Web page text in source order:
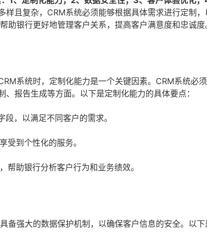
样且复杂，CRM系统必须能够根据具体需求进行定制
银行更好地管理客户关系，提高客户满意度和忠诚度
系统时，定制化能力是一个关键因素。CRM系统必
报告生成等方面。以下是定制化能力的具体要点：
，以满足不同客户的需求。
受到个性化的服务。
帮助银行分析客户行为和业务绩效。
备强大的数据保护机制，以确保客户信息的安全。以